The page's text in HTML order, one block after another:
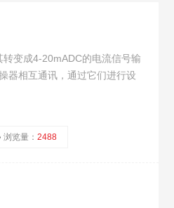
变成4-20mADC的电流信号输
器相互通讯，通过它们进行设
浏览量：2488